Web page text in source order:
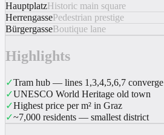
HauptplatzHistoric main square
HerrengassePedestrian prestige
BürgergasseBoutique lane
Highlights
✓Tram hub — lines 1,3,4,5,6,7 converge
✓UNESCO World Heritage old town
✓Highest price per m² in Graz
✓~7,000 residents — smallest district